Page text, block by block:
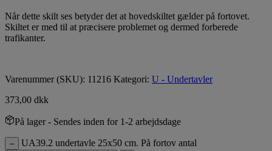
Når dette skilt ses betyder det at hovedskiltet gælder på fortovet.
Skiltet er med til at præcisere problemet og dermed forberede
trafikanter.
Varenummer (SKU): 11216 Kategori: U - Undertavler
373,00 dkk
På lager - Sendes inden for 1-2 arbejdsdage
– UA39.2 undertavle 25x50 cm. På fortov antal